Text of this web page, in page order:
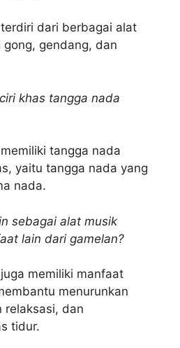
dari berbagai alat
gendang, dan
khas tangga nada
tangga nada
yaitu tangga nada yang
nada.
sebagai alat musik
lain dari gamelan?
memiliki manfaat
menurunkan
relaksasi, dan
tidur.